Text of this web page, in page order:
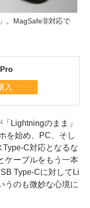
。MagSafe非対応で
Lightningのまま」
を始め、PC、そし
C対応となるな
ケーブルをもう一本
Type-Cに対してLi
うのも微妙な心境に